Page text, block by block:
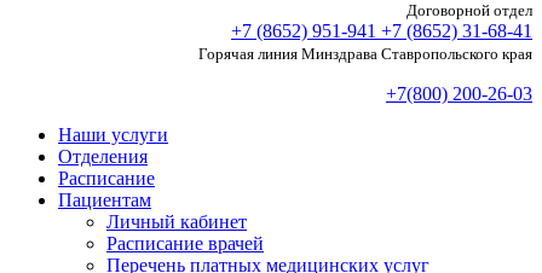
Договорной отдел
+7 (8652) 951-941 +7 (8652) 31-68-41
Горячая линия Минздрава Ставропольского края
+7(800) 200-26-03
Наши услуги
Отделения
Расписание
Пациентам
Личный кабинет
Расписание врачей
Перечень платных медицинских услуг